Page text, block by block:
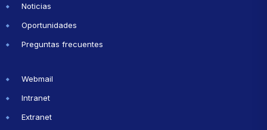
Noticias
Oportunidades
Preguntas frecuentes
Webmail
Intranet
Extranet